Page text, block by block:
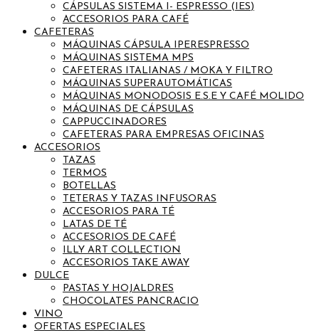
CÁPSULAS SISTEMA I- ESPRESSO (IES)
ACCESORIOS PARA CAFÉ
CAFETERAS
MÁQUINAS CÁPSULA IPERESPRESSO
MÁQUINAS SISTEMA MPS
CAFETERAS ITALIANAS / MOKA Y FILTRO
MÁQUINAS SUPERAUTOMÁTICAS
MÁQUINAS MONODOSIS E.S.E Y CAFÉ MOLIDO
MÁQUINAS DE CÁPSULAS
CAPPUCCINADORES
CAFETERAS PARA EMPRESAS OFICINAS
ACCESORIOS
TAZAS
TERMOS
BOTELLAS
TETERAS Y TAZAS INFUSORAS
ACCESORIOS PARA TÉ
LATAS DE TÉ
ACCESORIOS DE CAFÉ
ILLY ART COLLECTION
ACCESORIOS TAKE AWAY
DULCE
PASTAS Y HOJALDRES
CHOCOLATES PANCRACIO
VINO
OFERTAS ESPECIALES